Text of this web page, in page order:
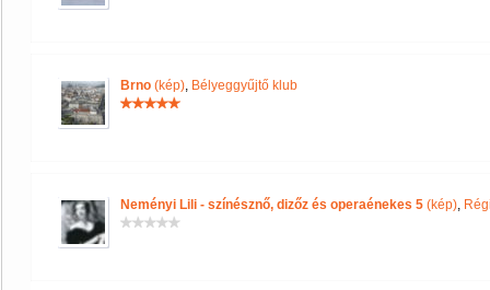
Brno (kép), Bélyeggyűjtő klub
Neményi Lili - színésznő, dizőz és operaénekes 5 (kép),